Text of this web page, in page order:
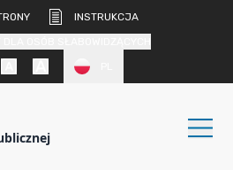
INSTRUKCJA